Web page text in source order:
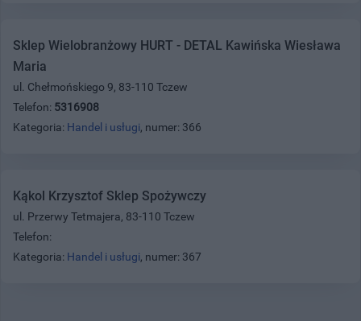
Sklep Wielobranżowy HURT - DETAL Kawińska Wiesława
Maria
ul. Chełmońskiego 9, 83-110 Tczew
Telefon: 5316908
Kategoria: Handel i usługi, numer: 366
Kąkol Krzysztof Sklep Spożywczy
ul. Przerwy Tetmajera, 83-110 Tczew
Telefon:
Kategoria: Handel i usługi, numer: 367